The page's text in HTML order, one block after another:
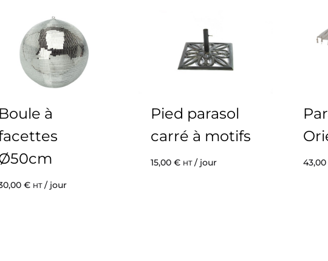
Boule à
€ HT/ jour
Pied parasol
carré à motifs
15,00 € HT/ jour 43,00